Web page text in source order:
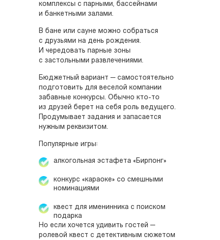
комплексы с парными, бассейнами
и банкетными залами.
В бане или сауне можно собраться
с друзьями на день рождения.
И чередовать парные зоны
с застольными развлечениями.
Бюджетный вариант — самостоятельно
подготовить для веселой компании
забавные конкурсы. Обычно кто-то
из друзей берет на себя роль ведущего.
Продумывает задания и запасается
нужным реквизитом.
Популярные игры:
алкогольная эстафета «Бирпонг»
конкурс «караоке» со смешными
номинациями
квест для именинника с поиском
подарка
Но если хочется удивить гостей —
ролевой квест с детективным сюжетом